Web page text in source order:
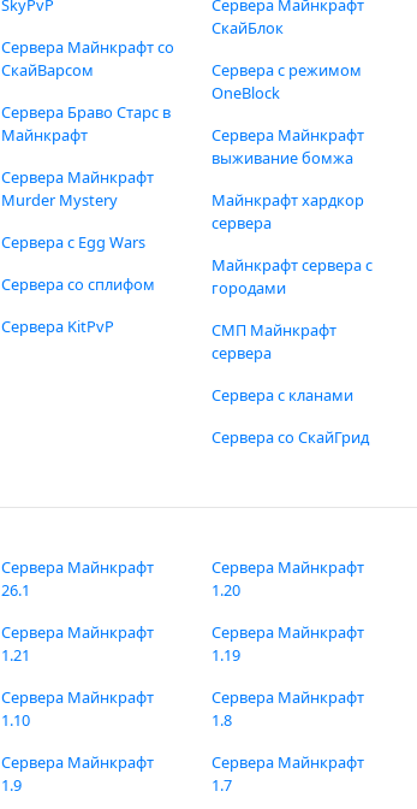
SkyPvP
Сервера Майнкрафт со
СкайВарсом
Сервера Браво Старс в
Майнкрафт
Сервера Майнкрафт
Murder Mystery
Сервера с Egg Wars
Сервера со сплифом
Сервера KitPvP
Сервера Майнкрафт
СкайБлок
Сервера с режимом
OneBlock
Сервера Майнкрафт
выживание бомжа
Майнкрафт хардкор
сервера
Майнкрафт сервера с
городами
СМП Майнкрафт
сервера
Сервера с кланами
Сервера со СкайГрид
Сервера Майнкрафт
26.1
Сервера Майнкрафт
1.21
Сервера Майнкрафт
1.20
Сервера Майнкрафт
1.19
Сервера Майнкрафт
1.10
Сервера Майнкрафт
1.9
Сервера Майнкрафт
1.8
Сервера Майнкрафт
1.7